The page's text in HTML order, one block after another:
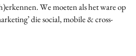
We moeten als het ware op
die social, mobile & cross-